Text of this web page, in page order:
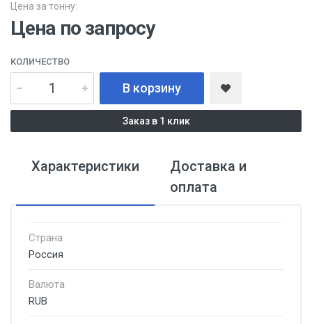
Цена за тонну:
Цена по запросу
КОЛИЧЕСТВО
В корзину
Заказ в 1 клик
Характеристики
Доставка и
оплата
Страна
Россия
Валюта
RUB